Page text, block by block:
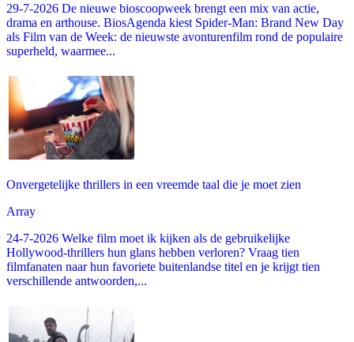
29-7-2026 De nieuwe bioscoopweek brengt een mix van actie,
drama en arthouse. BiosAgenda kiest Spider-Man: Brand New Day
als Film van de Week: de nieuwste avonturenfilm rond de populaire
superheld, waarmee...
Onvergetelijke thrillers in een vreemde taal die je moet zien
Array
24-7-2026 Welke film moet ik kijken als de gebruikelijke
Hollywood-thrillers hun glans hebben verloren? Vraag tien
filmfanaten naar hun favoriete buitenlandse titel en je krijgt tien
verschillende antwoorden,...